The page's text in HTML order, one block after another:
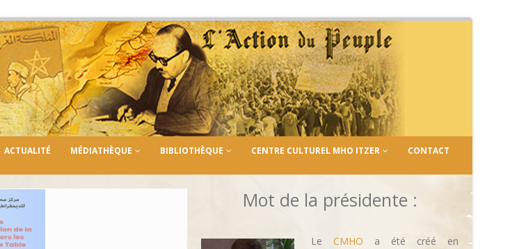
ACTUALITÉ MÉDIATHÈQUE BIBLIOTHÈQUE CENTRE CULTUREL MHO ITZER CONTACT
Mot de la présidente :
Le CMHO a été créé en